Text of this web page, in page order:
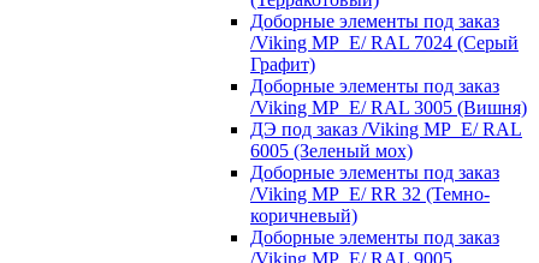
Доборные элементы под заказ
/Viking MP_E/ RAL 7024 (Серый
Графит)
Доборные элементы под заказ
/Viking MP_E/ RAL 3005 (Вишня)
ДЭ под заказ /Viking MP_E/ RAL
6005 (Зеленый мох)
Доборные элементы под заказ
/Viking MP_E/ RR 32 (Темно-
коричневый)
Доборные элементы под заказ
/Viking MP_E/ RAL 9005